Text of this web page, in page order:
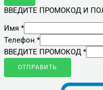
ВВЕДИТЕ ПРОМОКОД И
Имя *
Телефон *
ВВЕДИТЕ ПРОМОКОД *
ОТПРАВИТЬ